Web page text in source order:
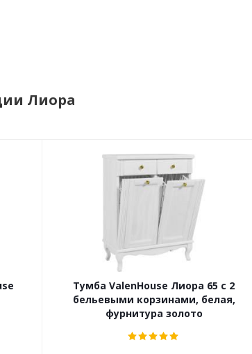
Лиора
Тумба ValenHouse Лиора 65 с 2
бельевыми корзинами, белая,
фурнитура золото